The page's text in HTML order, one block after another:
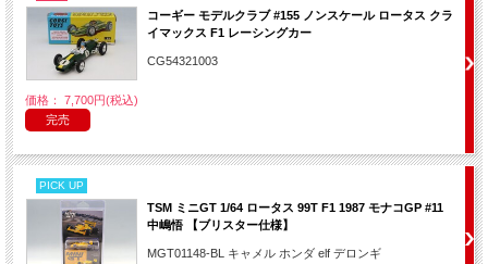
コーギー モデルクラブ #155 ノンスケール ロータス クラ
イマックス F1 レーシングカー
CG54321003
価格： 7,700円(税込)
完売
PICK UP
TSM ミニGT 1/64 ロータス 99T F1 1987 モナコGP #11
中嶋悟 【ブリスター仕様】
MGT01148-BL キャメル ホンダ elf デロンギ